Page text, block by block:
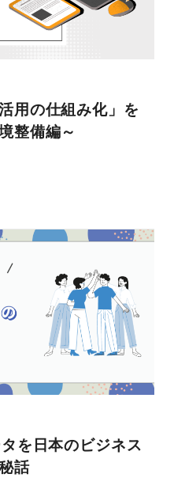
用の仕組み化」を
整備編～
を日本のビジネス
話